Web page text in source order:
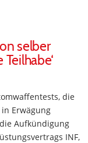
selber
die
in Erwägung
Aufkündigung
INF,